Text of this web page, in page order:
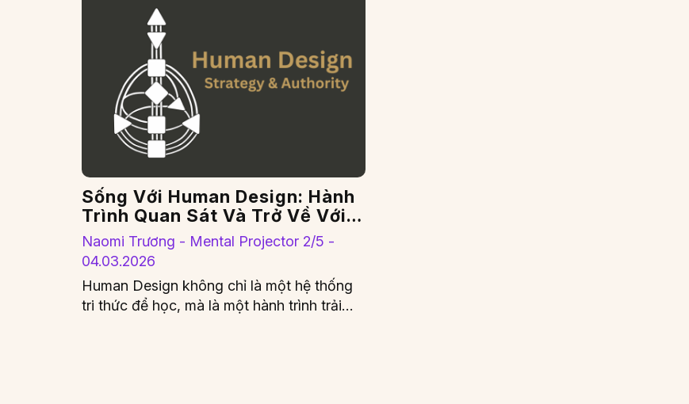
Sống Với Human Design: Hành
Trình Quan Sát Và Trở Về Với
Chính Mình
Naomi Trương - Mental Projector 2/5 -
04.03.2026
Human Design không chỉ là một hệ thống
tri thức để học, mà là một hành trình trải